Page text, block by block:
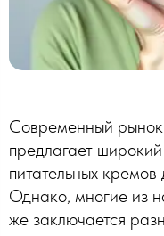
Современный рынок
предлагает
питательных кремов
Однако, многие из
же заключается